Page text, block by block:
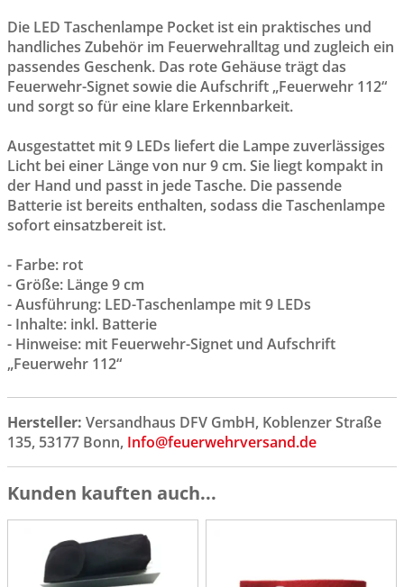
Die LED Taschenlampe Pocket ist ein praktisches und
handliches Zubehör im Feuerwehralltag und zugleich ein
passendes Geschenk. Das rote Gehäuse trägt das
Feuerwehr-Signet sowie die Aufschrift „Feuerwehr 112“
und sorgt so für eine klare Erkennbarkeit.
Ausgestattet mit 9 LEDs liefert die Lampe zuverlässiges
Licht bei einer Länge von nur 9 cm. Sie liegt kompakt in
der Hand und passt in jede Tasche. Die passende
Batterie ist bereits enthalten, sodass die Taschenlampe
sofort einsatzbereit ist.
- Farbe: rot
- Größe: Länge 9 cm
- Ausführung: LED-Taschenlampe mit 9 LEDs
- Inhalte: inkl. Batterie
- Hinweise: mit Feuerwehr-Signet und Aufschrift
„Feuerwehr 112“
Hersteller: Versandhaus DFV GmbH, Koblenzer Straße
135, 53177 Bonn, Info@feuerwehrversand.de
Kunden kauften auch...